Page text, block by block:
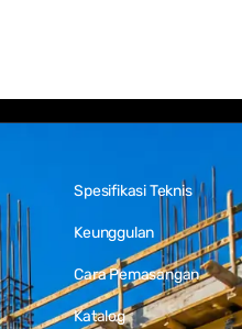
Spesifikasi Teknis
Keunggulan
Cara Pemasangan
Katalog